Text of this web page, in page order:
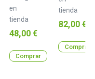
en
tienda
Precio
48,00 €
Comprar
tienda
Precio
82,00 €
Comprar